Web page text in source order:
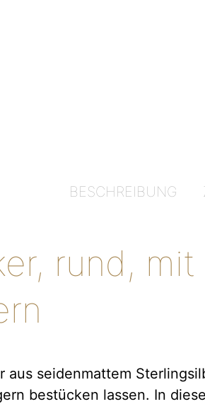
BESCHREIBUNG
rund,
aus seidenmattem
bestücken lassen. In